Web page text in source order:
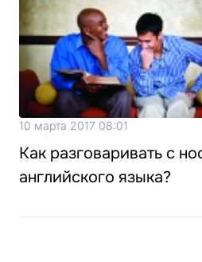
10 марта 2017 08:01
Как разговаривать с
английского языка?